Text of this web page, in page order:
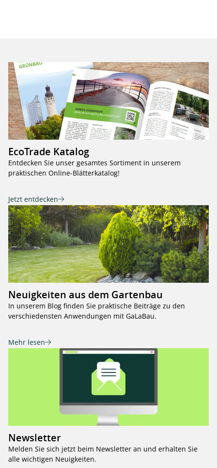
EcoTrade Katalog
Entdecken Sie unser gesamtes Sortiment in unserem
praktischen Online-Blätterkatalog!
Jetzt entdecken
Neuigkeiten aus dem Gartenbau
In unserem Blog finden Sie praktische Beiträge zu den
verschiedensten Anwendungen mit GaLaBau.
Mehr lesen
Newsletter
Melden Sie sich jetzt beim Newsletter an und erhalten Sie
alle wichtigen Neuigkeiten.